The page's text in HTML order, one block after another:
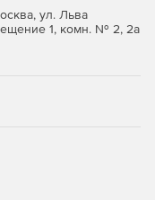
ул. Льва
1, комн. № 2, 2а